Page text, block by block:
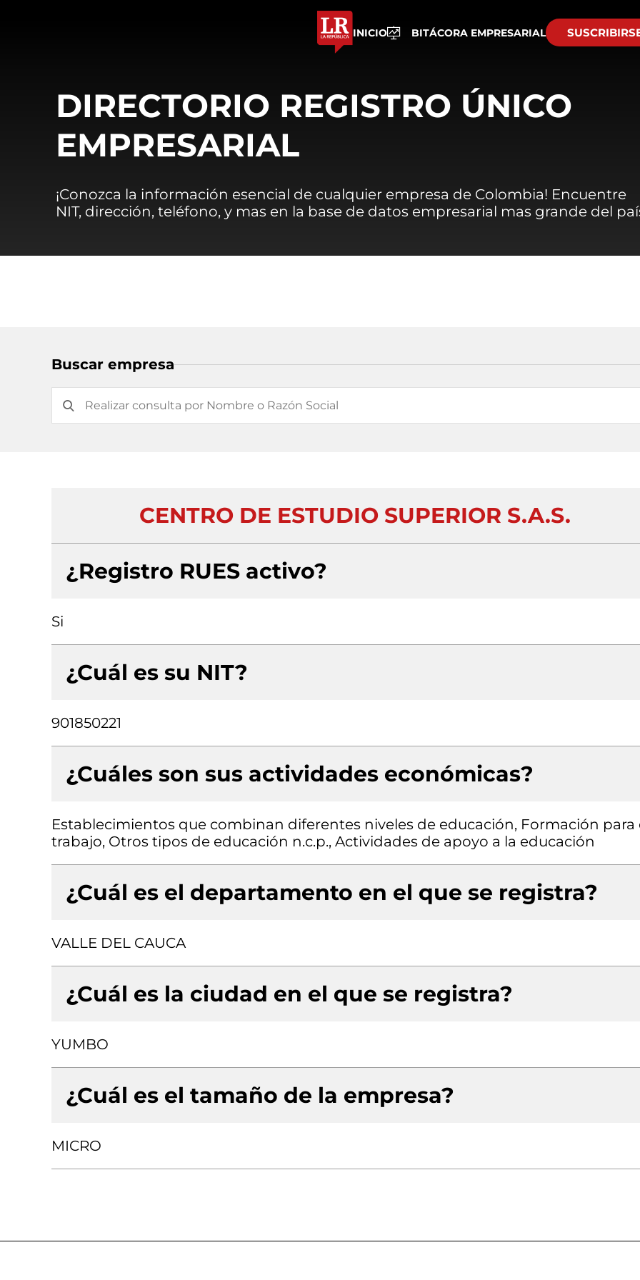
INICIO BITÁCORA EMPRESARIAL
DIRECTORIO REGISTRO ÚNICO
EMPRESARIAL
¡Conozca la información esencial de cualquier empresa de Colombia! Encuentre
NIT, dirección, teléfono, y mas en la base de datos empresarial mas grande del
Buscar empresa
CENTRO DE ESTUDIO SUPERIOR S.A.S.
¿Registro RUES activo?
Si
¿Cuál es su NIT?
901850221
¿Cuáles son sus actividades económicas?
Establecimientos que combinan diferentes niveles de educación, Formación para
trabajo, Otros tipos de educación n.c.p., Actividades de apoyo a la educación
¿Cuál es el departamento en el que se registra?
VALLE DEL CAUCA
¿Cuál es la ciudad en el que se registra?
YUMBO
¿Cuál es el tamaño de la empresa?
MICRO